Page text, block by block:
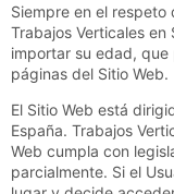
Siempre en el respeto
Trabajos Verticales en
importar su edad,
páginas del Sitio Web.
El Sitio Web está
España. Trabajos
Web cumpla con
parcialmente. Si el